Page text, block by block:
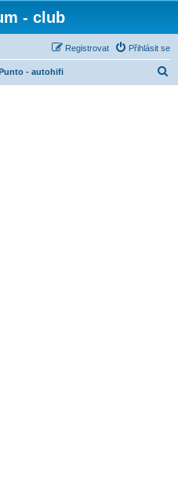
- club
Přihlásit se
Registrovat
- autohifi